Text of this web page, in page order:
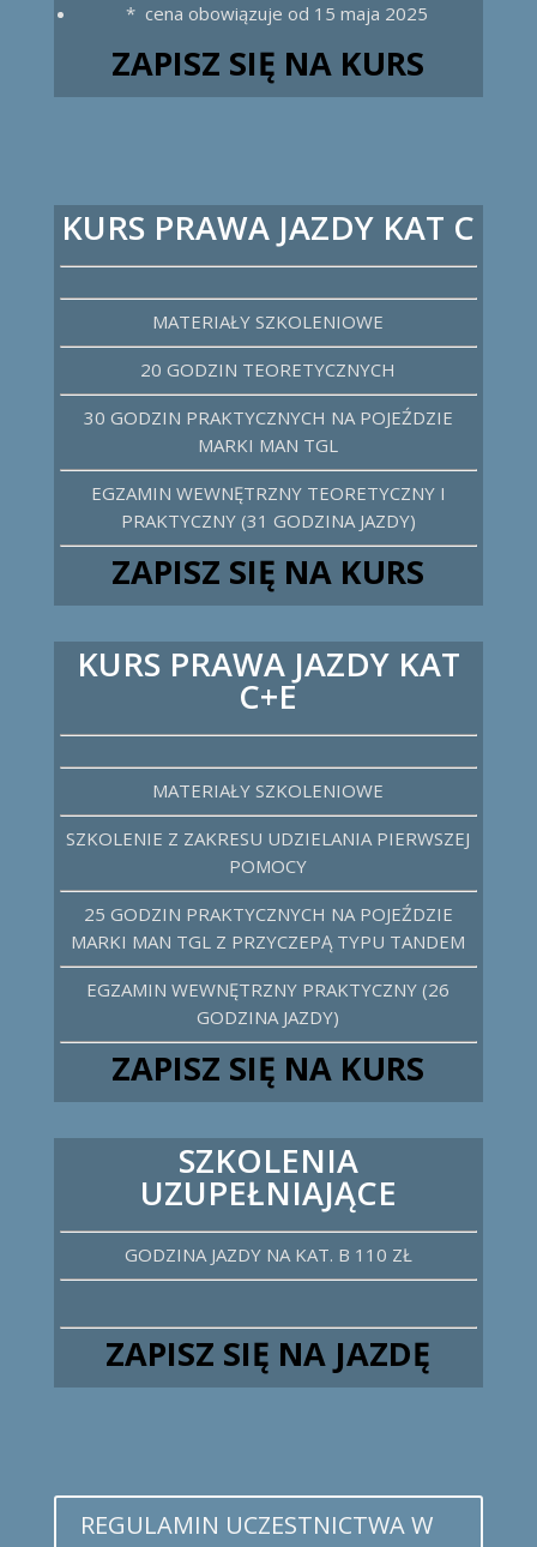
* cena obowiązuje od 15 maja 2025
ZAPISZ SIĘ NA KURS
KURS PRAWA JAZDY KAT C
MATERIAŁY SZKOLENIOWE
20 GODZIN TEORETYCZNYCH
30 GODZIN PRAKTYCZNYCH NA POJEŹDZIE
MARKI MAN TGL
EGZAMIN WEWNĘTRZNY TEORETYCZNY I
PRAKTYCZNY (31 GODZINA JAZDY)
ZAPISZ SIĘ NA KURS
KURS PRAWA JAZDY KAT
C+E
MATERIAŁY SZKOLENIOWE
SZKOLENIE Z ZAKRESU UDZIELANIA PIERWSZEJ
POMOCY
25 GODZIN PRAKTYCZNYCH NA POJEŹDZIE
MARKI MAN TGL Z PRZYCZEPĄ TYPU TANDEM
EGZAMIN WEWNĘTRZNY PRAKTYCZNY (26
GODZINA JAZDY)
ZAPISZ SIĘ NA KURS
SZKOLENIA
UZUPEŁNIAJĄCE
GODZINA JAZDY NA KAT. B 110 ZŁ
ZAPISZ SIĘ NA JAZDĘ
REGULAMIN UCZESTNICTWA W